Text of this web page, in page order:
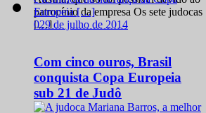
patrocínio da empresa Os sete judocas
[…]
029 de julho de 2014
Com cinco ouros, Brasil
conquista Copa Europeia
sub 21 de Judô